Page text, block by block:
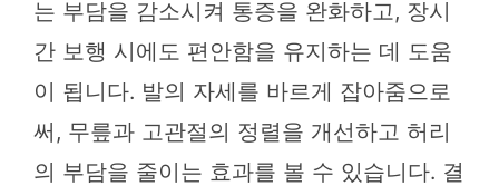
는 부담을 감소시켜 통증을 완화하고, 장시
간 보행 시에도 편안함을 유지하는 데 도움
이 됩니다. 발의 자세를 바르게 잡아줌으로
써, 무릎과 고관절의 정렬을 개선하고 허리
의 부담을 줄이는 효과를 볼 수 있습니다. 결